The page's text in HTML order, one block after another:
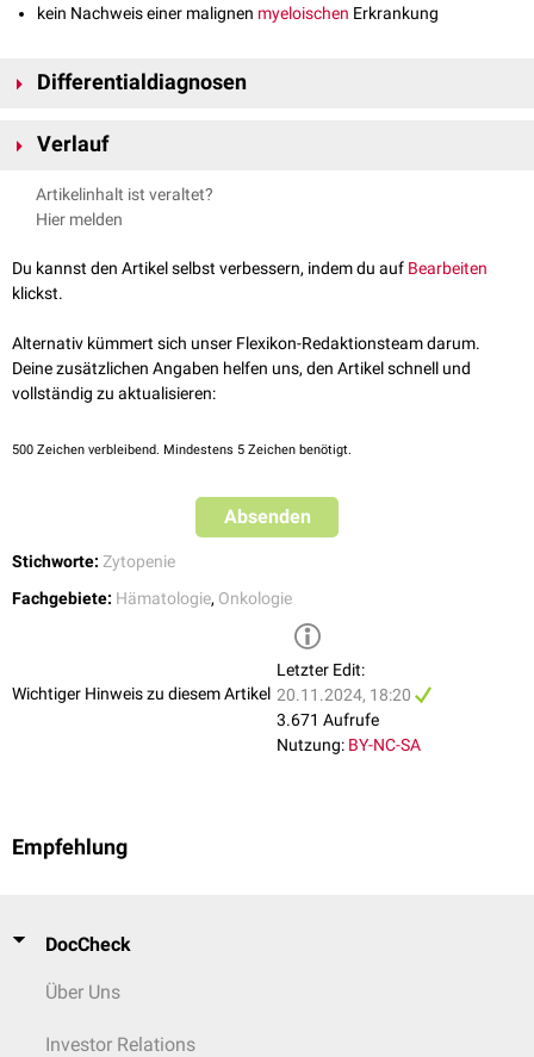
kein Nachweis einer malignen myeloischen Erkrankung
Differentialdiagnosen
und wird als Zwischenstufe zwischen der
(MDS) angesehen. Die Abgrenzung dieser Formen lässt sich vereinfacht
wie folgt darstellen:
CCUS: Klonale Mutation mit Zytopenien, jedoch ohne MDS-
Diagnosekriterien
oder erhöhterBlastenzahl
Verlauf
CCUS wird als potenziell präkanzeröser
der Betroffenen ein erhöhtes Risiko hat, eine myeloische
Überwachung erfordert.
Artikelinhalt ist veraltet?
Hier melden
Du kannst den Artikel selbst verbessern, indem du auf Bearbeiten
klickst.
Alternativ kümmert sich unser Flexikon-Redaktionsteam darum.
Deine zusätzlichen Angaben helfen uns, den Artikel schnell und
vollständig zu aktualisieren:
500 Zeichen verbleibend. Mindestens 5 Zeichen benötigt.
Absenden
Stichworte: Zytopenie
Fachgebiete: Hämatologie, Onkologie
Wichtiger Hinweis zu diesem Artikel
Letzter Edit:
20.11.2024, 18:20
3.671 Aufrufe
Nutzung: BY-NC-SA
Empfehlung
DocCheck
Über Uns
Investor Relations